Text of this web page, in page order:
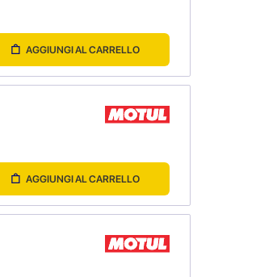
AGGIUNGI AL CARRELLO
AGGIUNGI AL CARRELLO